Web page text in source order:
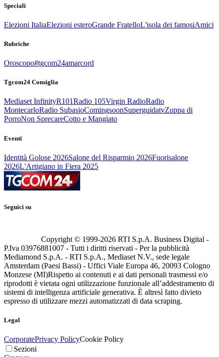
Speciali
Elezioni ItaliaElezioni esteroGrande FratelloL'isola dei famosiAmici
Rubriche
Oroscopo#tgcom24amarcord
Tgcom24 Consiglia
Mediaset InfinityR101Radio 105Virgin RadioRadio
MontecarloRadio SubasioComingsoonSuperguidatvZuppa di
PorroNon SprecareCotto e Mangiato
Eventi
Identità Golose 2026Salone del Risparmio 2026Fuorisalone
2026L'Artigiano in Fiera 2025
Seguici su
Copyright © 1999-2026 RTI S.p.A. Business Digital -
P.Iva 03976881007 - Tutti i diritti riservati - Per la pubblicità
Mediamond S.p.A. - RTI S.p.A., Mediaset N.V., sede legale
Amsterdam (Paesi Bassi) - Uffici Viale Europa 46, 20093 Cologno
Monzese (MI)Rispetto ai contenuti e ai dati personali trasmessi e/o
riprodotti è vietata ogni utilizzazione funzionale all’addestramento di
sistemi di intelligenza artificiale generativa. È altresì fatto divieto
espresso di utilizzare mezzi automatizzati di data scraping.
Legal
CorporatePrivacy PolicyCookie Policy
Sezioni